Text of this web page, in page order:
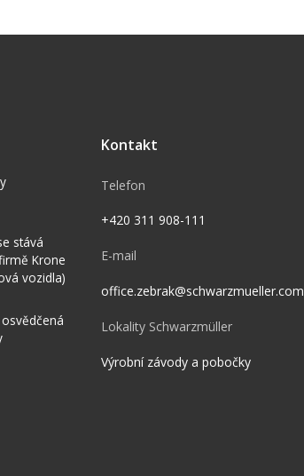
stává
Krone
vozidla)
Kontakt
Telefon
+420 311 908-111
E-mail
office.zebrak@schwarzmueller.com
Lokality Schwarzmüller
Výrobní závody a pobočky